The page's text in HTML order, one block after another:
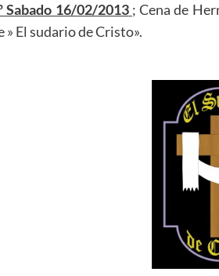
Sabado 16/02/2013 ; Cena de
» El sudario de Cristo».